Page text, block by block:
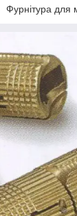
Фурнітура для